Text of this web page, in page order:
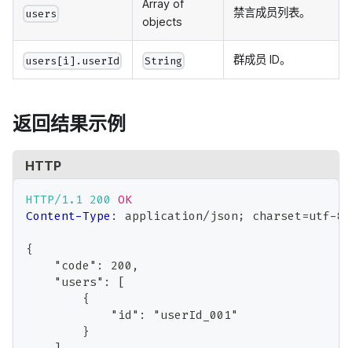
users
Array of
objects
禁言成员列表。
users[i].userId String 群成员 ID。
返回结果示例
HTTP
HTTP/1.1 200 OK
Content-Type : application/json; charset=utf-8
{
    "code": 200,
    "users": [
        {
            "id": "userId_001"
        }